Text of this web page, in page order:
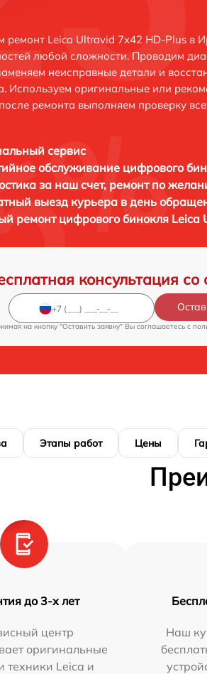
ремонт Leica Ultravid 7x42 HD-Plus в
любой сложности. Проводим
неисправные детали и
Используем оригинальные или
ремонта выполняем проверку
сервис
обслуживание цифрового
за наш счет, ремонт по
выезд курьера в день
ремонт цифрового бинокля Leica
консультация со
на кнопку "Оставить заявку" Вы соглашаетесь c
Этапы работ Цены
до 3-х лет
центр
оригинальные
техники Leica и
Наш